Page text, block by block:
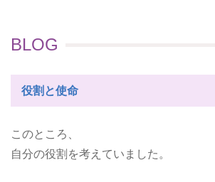
BLOG
役割と使命
このところ、
自分の役割を考えていました。